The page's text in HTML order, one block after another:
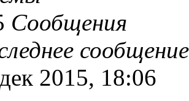
Сообщения
сообщение
2015, 18:06